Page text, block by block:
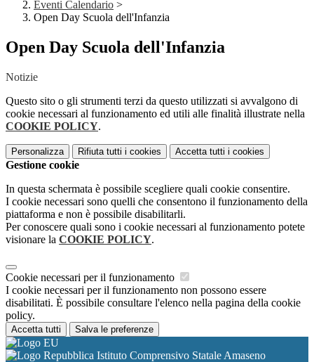
Eventi Calendario >
Open Day Scuola dell'Infanzia
Open Day Scuola dell'Infanzia
Notizie
Questo sito o gli strumenti terzi da questo utilizzati si avvalgono di
cookie necessari al funzionamento ed utili alle finalità illustrate nella
COOKIE POLICY.
Personalizza Rifiuta tutti i cookies Accetta tutti i cookies
Gestione cookie
In questa schermata è possibile scegliere quali cookie consentire.
I cookie necessari sono quelli che consentono il funzionamento della
piattaforma e non è possibile disabilitarli.
Per conoscere quali sono i cookie necessari al funzionamento potete
visionare la COOKIE POLICY.
Cookie necessari per il funzionamento
I cookie necessari per il funzionamento non possono essere
disabilitati. È possibile consultare l'elenco nella pagina della cookie
policy.
Accetta tutti Salva le preferenze
Istituto Comprensivo Statale Amaseno